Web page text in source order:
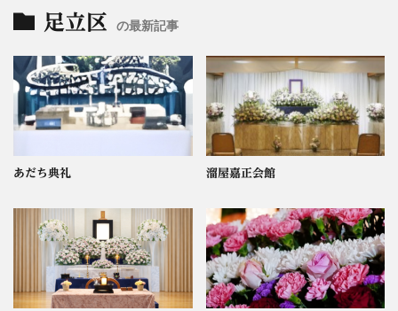
足立区 の最新記事
あだち典礼 溜屋嘉正会館